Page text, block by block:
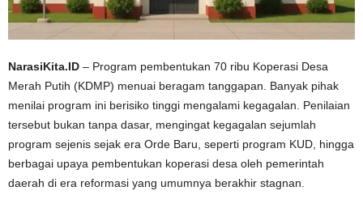
NarasiKita.ID – Program pembentukan 70 ribu Koperasi Desa
Merah Putih (KDMP) menuai beragam tanggapan. Banyak pihak
menilai program ini berisiko tinggi mengalami kegagalan. Penilaian
tersebut bukan tanpa dasar, mengingat kegagalan sejumlah
program sejenis sejak era Orde Baru, seperti program KUD, hingga
berbagai upaya pembentukan koperasi desa oleh pemerintah
daerah di era reformasi yang umumnya berakhir stagnan.